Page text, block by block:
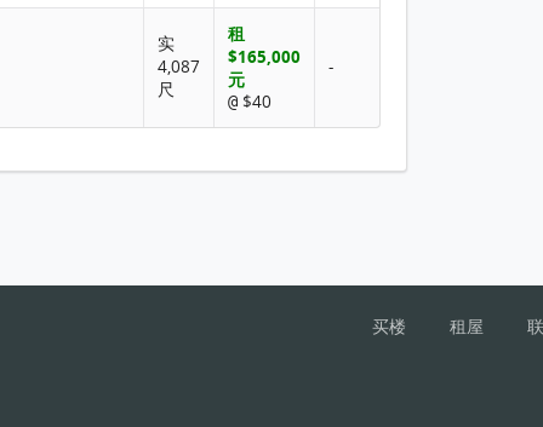
实
4,087
尺
租
$165,000
元
@ $40
-
买楼 租屋